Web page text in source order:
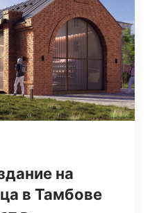
на
в Тамбове